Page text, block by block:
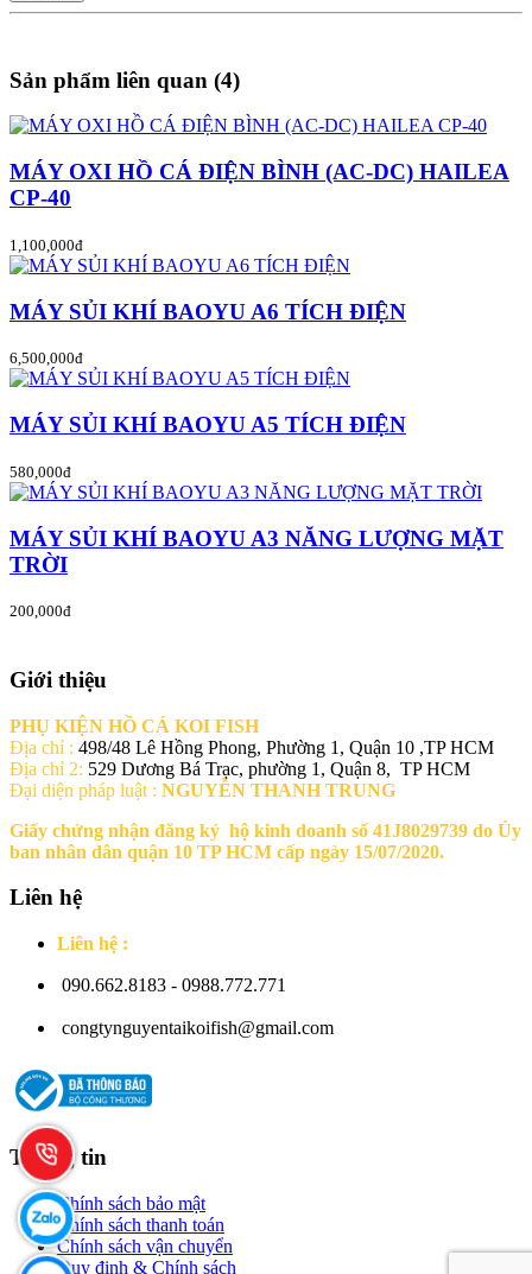
Sản phẩm liên quan (4)
MÁY OXI HỒ CÁ ĐIỆN BÌNH (AC-DC) HAILEA
CP-40
1,100,000đ
MÁY SỦI KHÍ BAOYU A6 TÍCH ĐIỆN
6,500,000đ
MÁY SỦI KHÍ BAOYU A5 TÍCH ĐIỆN
580,000đ
MÁY SỦI KHÍ BAOYU A3 NĂNG LƯỢNG MẶT
TRỜI
200,000đ
Giới thiệu
PHỤ KIỆN HỒ CÁ KOI FISH
Địa chỉ : 498/48 Lê Hồng Phong, Phường 1, Quận 10 ,TP HCM
Địa chỉ 2: 529 Dương Bá Trạc, phường 1, Quận 8, TP HCM
Đại diện pháp luật : NGUYỄN THANH TRUNG
Giấy chứng nhận đăng ký hộ kinh doanh số 41J8029739 do Ủy
ban nhân dân quận 10 TP HCM cấp ngày 15/07/2020.
Liên hệ
Liên hệ :
090.662.8183 - 0988.772.771
congtynguyentaikoifish@gmail.com
Thông tin
Chính sách bảo mật
Chính sách thanh toán
Chính sách vận chuyển
Quy định & Chính sách